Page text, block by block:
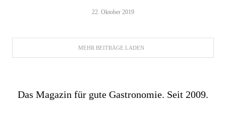
22. Oktober 2019
MEHR BEITRÄGE LADEN
Das Magazin für gute Gastronomie. Seit 2009.